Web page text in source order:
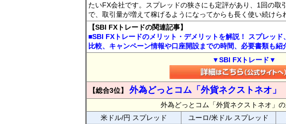
たいFX会社です。スプレッドの狭さにも定評があり、1回の取
で、取引量が増えて稼げるようになってからも長く使い続けら
【SBI FXトレードの関連記事】
■SBI FXトレードのメリット・デメリットを解説！ スプレッ
比較、キャンペーン情報や口座開設までの時間、必要書類も紹
▼SBI FXトレード▼
【総合3位】 外為どっとコム「外貨ネクストネオ」
外為どっとコム「外貨ネクストネオ」
米ドル/円 スプレッド
ユーロ/米ドル スプレッド